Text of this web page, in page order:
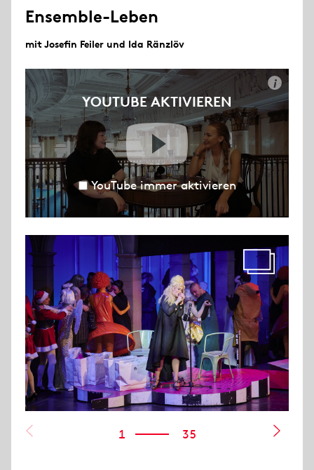
Ensemble-Leben
mit Josefin Feiler und Ida Ränzlöv
YOUTUBE AKTIVIEREN
i
YouTube immer aktivieren
1 35